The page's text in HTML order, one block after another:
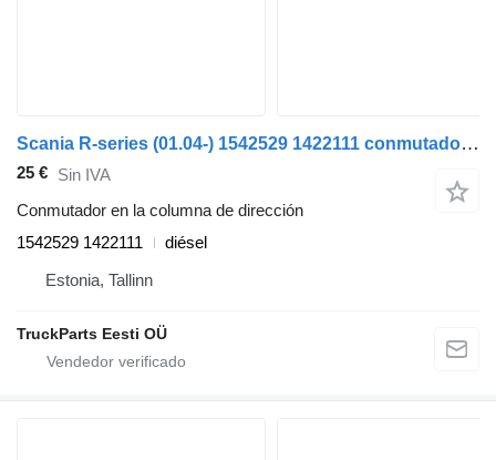
Scania R-series (01.04-) 1542529 1422111 conmutador en la columna de dirección para Scania P,G,R,T-series (2004-2017) cabeza tractora
25 € Sin IVA
Conmutador en la columna de dirección
1542529 1422111
diésel
Estonia, Tallinn
TruckParts Eesti OÜ